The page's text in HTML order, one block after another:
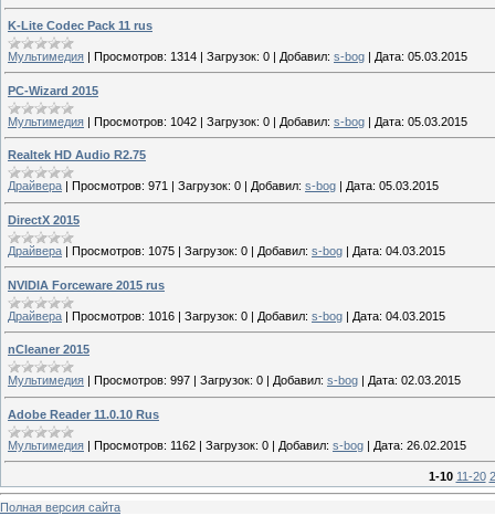
K-Lite Codec Pack 11 rus
Мультимедия | Просмотров: 1314 | Загрузок: 0 | Добавил: s-bog | Дата: 05.03.2015
PC-Wizard 2015
Мультимедия | Просмотров: 1042 | Загрузок: 0 | Добавил: s-bog | Дата: 05.03.2015
Realtek HD Audio R2.75
Драйвера Просмотров: 971 Загрузок: 0 Добавил: s-bog Дата: 05.03.2015
DirectX 2015
Драйвера | Просмотров: 1075 | Загрузок: 0 | Добавил: s-bog | Дата: 04.03.2015
NVIDIA Forceware 2015 rus
Драйвера | Просмотров: 1016 | Загрузок: 0 | Добавил: s-bog | Дата: 04.03.2015
nCleaner 2015
Мультимедия | Просмотров: 997 | Загрузок: 0 | Добавил: s-bog | Дата: 02.03.2015
Adobe Reader 11.0.10 Rus
Мультимедия | Просмотров: 1162 | Загрузок: 0 | Добавил: s-bog | Дата: 26.02.2015
1-10 11-20
Полная версия сайта